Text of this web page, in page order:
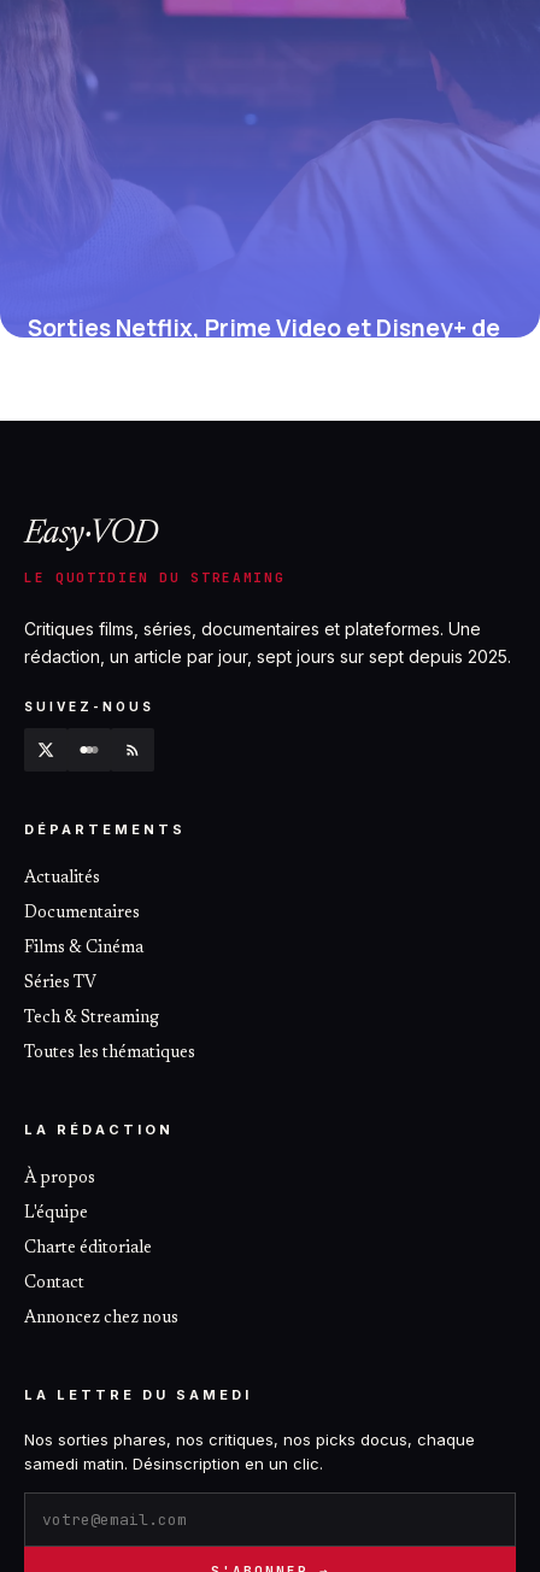
Sorties Netflix, Prime Video et Disney+ de
Easy·VOD
LE QUOTIDIEN DU STREAMING
Critiques films, séries, documentaires et plateformes. Une
rédaction, un article par jour, sept jours sur sept depuis 2025.
SUIVEZ-NOUS
DÉPARTEMENTS
Actualités
Documentaires
Films & Cinéma
Séries TV
Tech & Streaming
Toutes les thématiques
LA RÉDACTION
À propos
L'équipe
Charte éditoriale
Contact
Annoncez chez nous
LA LETTRE DU SAMEDI
Nos sorties phares, nos critiques, nos picks docus, chaque
samedi matin. Désinscription en un clic.